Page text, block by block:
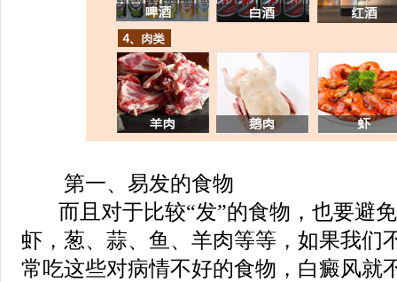
第一、易发的食物
而且对于比较“发”的食物，也要避
虾，葱、蒜、鱼、羊肉等等，如果我们
常吃这些对病情不好的食物，白癜风就